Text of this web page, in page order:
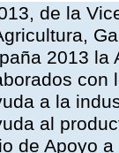
de la
2013
a la
al
de Apoyo